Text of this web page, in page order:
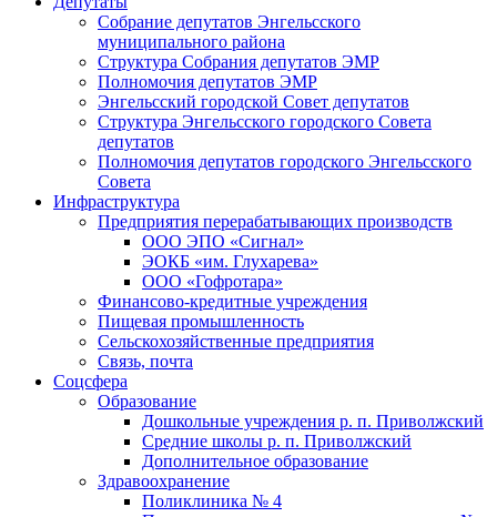
Собрание депутатов Энгельсского
муниципального района
Структура Собрания депутатов ЭМР
Полномочия депутатов ЭМР
Энгельсский городской Совет депутатов
Структура Энгельсского городского Совета
депутатов
Полномочия депутатов городского Энгельсского
Совета
Инфраструктура
Предприятия перерабатывающих производств
ООО ЭПО «Сигнал»
ЭОКБ «им. Глухарева»
ООО «Гофротара»
Финансово-кредитные учреждения
Пищевая промышленность
Сельскохозяйственные предприятия
Связь, почта
Соцсфера
Образование
Дошкольные учреждения р. п. Приволжский
Средние школы р. п. Приволжский
Дополнительное образование
Здравоохранение
Поликлиника № 4